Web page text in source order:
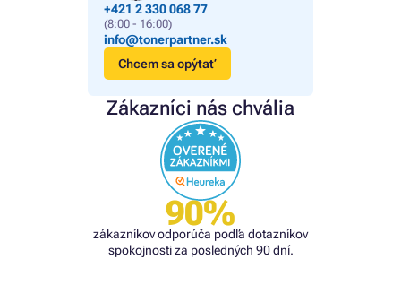
+421 2 330 068 77
(8:00 - 16:00)
info@tonerpartner.sk
Chcem sa opýtať
Zákazníci nás chvália
90%
zákazníkov odporúča podľa dotazníkov
spokojnosti za posledných 90 dní.